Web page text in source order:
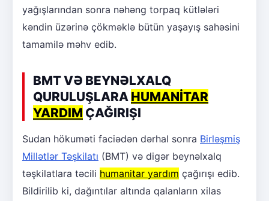
yağışlarından sonra nəhəng torpaq kütlələri
kəndin üzərinə çökməklə bütün yaşayış sahəsini
tamamilə məhv edib.
BMT VƏ BEYNƏLXALQ
QURULUŞLARA HUMANİTAR
YARDIM ÇAĞIRIŞI
Sudan hökuməti faciədən dərhal sonra Birləşmiş
Millətlər Təşkilatı (BMT) və digər beynəlxalq
təşkilatlara təcili humanitar yardım çağırışı edib.
Bildirilib ki, dağıntılar altında qalanların xilas